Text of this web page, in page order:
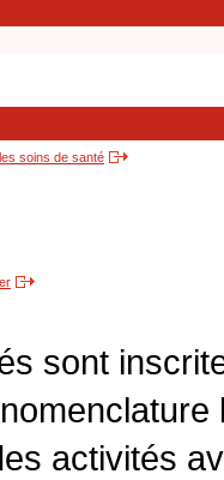
soins de santé
sont
activités